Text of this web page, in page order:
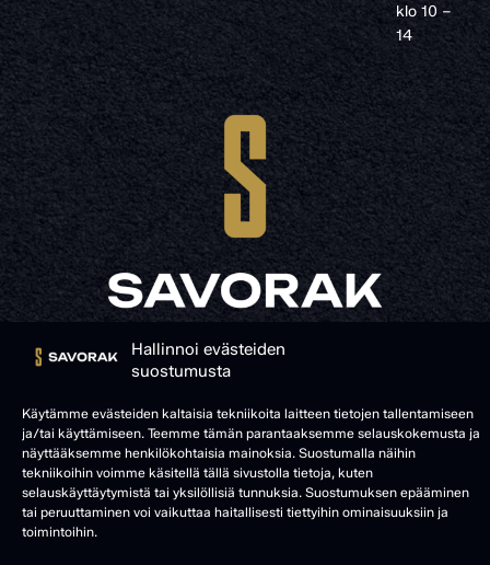
Hallinnoi evästeiden
suostumusta
Käytämme evästeiden kaltaisia tekniikoita laitteen tietojen tallentamiseen
ja/tai käyttämiseen. Teemme tämän parantaaksemme selauskokemusta ja
näyttääksemme henkilökohtaisia mainoksia. Suostumalla näihin
tekniikoihin voimme käsitellä tällä sivustolla tietoja, kuten
selauskäyttäytymistä tai yksilöllisiä tunnuksia. Suostumuksen epääminen
tai peruuttaminen voi vaikuttaa haitallisesti tiettyihin ominaisuuksiin ja
toimintoihin.
klo 10 –
14
© SAVORAK 2025